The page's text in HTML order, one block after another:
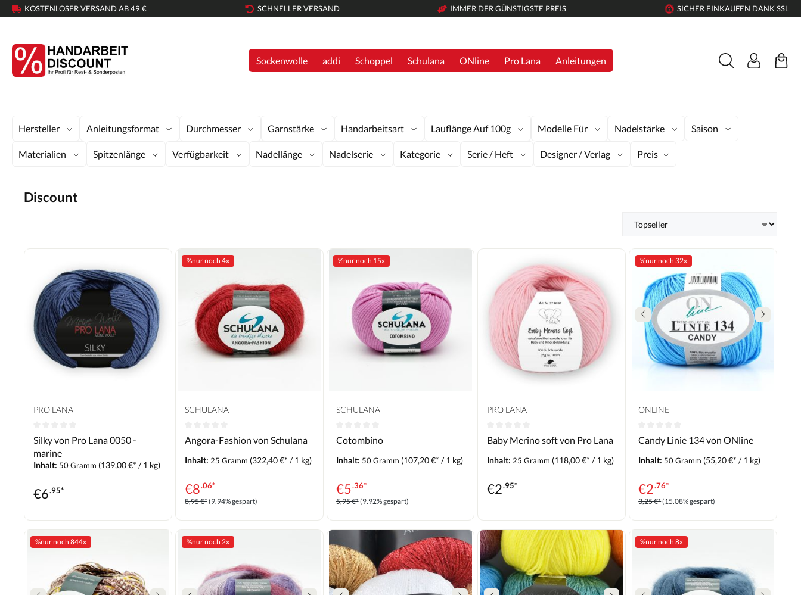
KOSTENLOSER VERSAND AB 49 € SCHNELLER VERSAND IMMER DER GÜNSTIGSTE PREIS SICHER EINKAUFEN DANK SSL
Sockenwolle addi Schoppel Schulana ONline Pro Lana Anleitungen
Hersteller Anleitungsformat Durchmesser Garnstärke Handarbeitsart Lauflänge Auf 100g Modelle Für Nadelstärke Saison
Materialien Spitzenlänge Verfügbarkeit Nadellänge Nadelserie Kategorie Serie / Heft Designer / Verlag Preis
Discount
PRO LANA
Silky von Pro Lana 0050 -
marine
Inhalt: 50 Gramm (139,00 €* / 1 kg)
€6.95*
%nur noch 4x
SCHULANA
Angora-Fashion von Schulana
Inhalt: 25 Gramm (322,40 €* / 1 kg)
€8.06*
8,95 €*(9.94% gespart)
%nur noch 15x
SCHULANA
Cotombino
Inhalt: 50 Gramm (107,20 €* / 1 kg)
€5.36*
5,95 €*(9.92% gespart)
PRO LANA
Baby Merino soft von Pro Lana
Inhalt:25 Gramm (118,00 €* / 1 kg)
€2.95*
%nur noch 32x
ONLINE
Candy Linie 134 von ONline
Inhalt: 50 Gramm (55,20 €* / 1 kg)
€2.76*
3,25 €*(15.08% gespart)
%nur noch 844x %nur noch 2x %nur noch 8x